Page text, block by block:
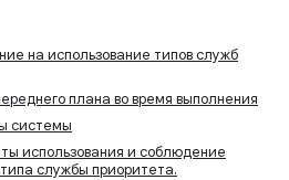
на использование типов служб
плана во время выполнения
системы
использования и соблюдение
службы приоритета.